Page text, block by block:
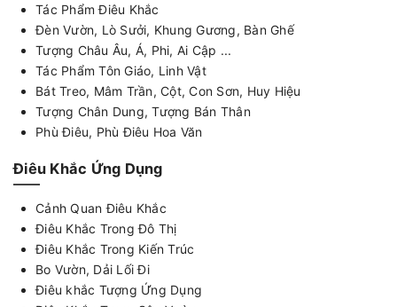
Tác Phẩm Điêu Khắc
Đèn Vườn, Lò Sưởi, Khung Gương, Bàn Ghế
Tượng Châu Âu, Á, Phi, Ai Cập ...
Tác Phẩm Tôn Giáo, Linh Vật
Bát Treo, Mâm Trần, Cột, Con Sơn, Huy Hiệu
Tượng Chân Dung, Tượng Bán Thân
Phù Điêu, Phù Điêu Hoa Văn
Điêu Khắc Ứng Dụng
Cảnh Quan Điêu Khắc
Điêu Khắc Trong Đô Thị
Điêu Khắc Trong Kiến Trúc
Bo Vườn, Dải Lối Đi
Điêu khắc Tượng Ứng Dụng